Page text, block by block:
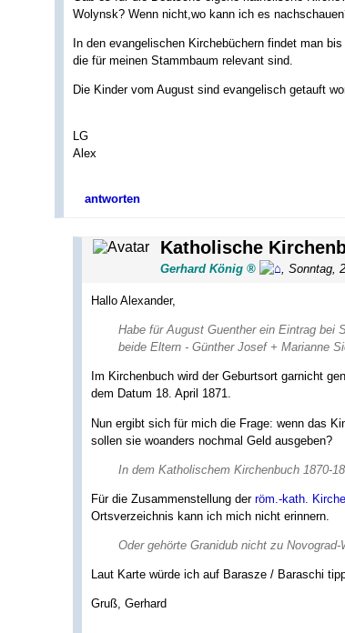
Wolynsk? Wenn nicht,wo kann ich es
In den evangelischen Kirchebüchern findet man
die für meinen Stammbaum relevant sind.
Die Kinder vom August sind evangelisch getauft
LG
Alex
antworten
Katholische
Gerhard König , Sonntag,
Hallo Alexander,
Habe für August Guenther ein Eintrag bei
beide Eltern - Günther Josef + Marianne
Im Kirchenbuch wird der Geburtsort garnicht
dem Datum 18. April 1871.
Nun ergibt sich für mich die Frage: wenn das
sollen sie woanders nochmal Geld ausgeben?
In dem Katholischem Kirchenbuch 1870-
Für die Zusammenstellung der röm.-kath.
Ortsverzeichnis kann ich mich nicht erinnern.
Oder gehörte Granidub nicht zu
Laut Karte würde ich auf Barasze / Baraschi
Gruß, Gerhard